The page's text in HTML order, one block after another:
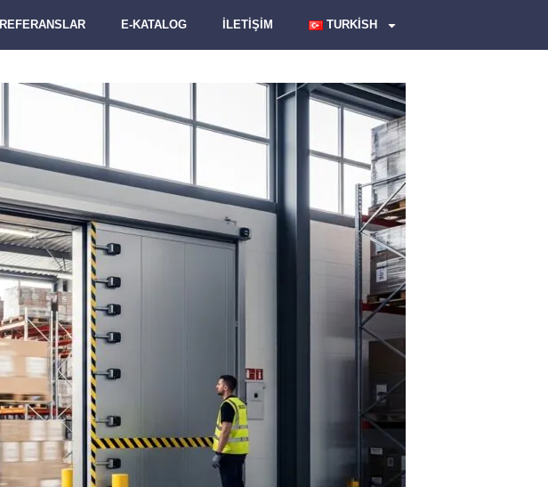
REFERANSLAR E-KATALOG İLETİŞİM TURKISH